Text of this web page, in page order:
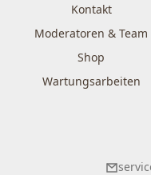
Kontakt
Moderatoren & Team
Shop
Wartungsarbeiten